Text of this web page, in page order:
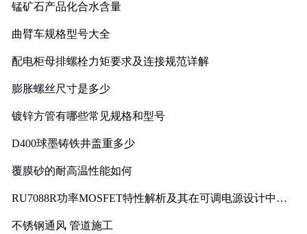
锰矿石产品化合水含量
曲臂车规格型号大全
配电柜母排螺栓力矩要求及连接规范详解
膨胀螺丝尺寸是多少
镀锌方管有哪些常见规格和型号
D400球墨铸铁井盖重多少
覆膜砂的耐高温性能如何
RU7088R功率MOSFET特性解析及其在可调电源设计中的
不锈钢通风 管道施工